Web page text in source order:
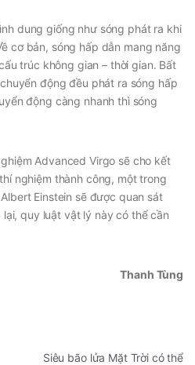
dung giống như sóng phát ra khi
cơ bản, sóng hấp dẫn mang năng
trúc không gian – thời gian. Bất
động đều phát ra sóng hấp
động càng nhanh thì sóng
Advanced Virgo sẽ cho kết
nghiệm thành công, một trong
Einstein sẽ được quan sát
quy luật vật lý này có thể cần
Thanh Tùng
Siêu bão lửa Mặt Trời có thể